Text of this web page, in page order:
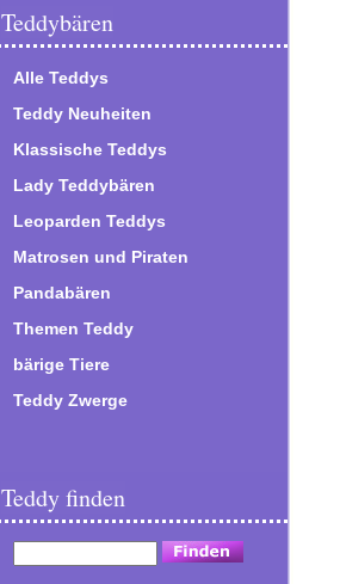
Teddybären
Alle Teddys
Teddy Neuheiten
Klassische Teddys
Lady Teddybären
Leoparden Teddys
Matrosen und Piraten
Pandabären
Themen Teddy
bärige Tiere
Teddy Zwerge
Teddy finden